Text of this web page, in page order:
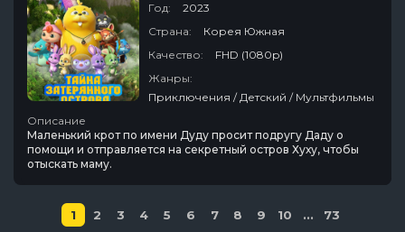
Год:
2023
Страна:
Корея Южная
Качество:
FHD (1080p)
Жанры:
Приключения / Детский / Мультфильмы
Описание
Маленький крот по имени Дуду просит подругу Даду о
помощи и отправляется на секретный остров Хуху, чтобы
отыскать маму.
1 2 3 4 5 6 7 8 9 10 ... 73